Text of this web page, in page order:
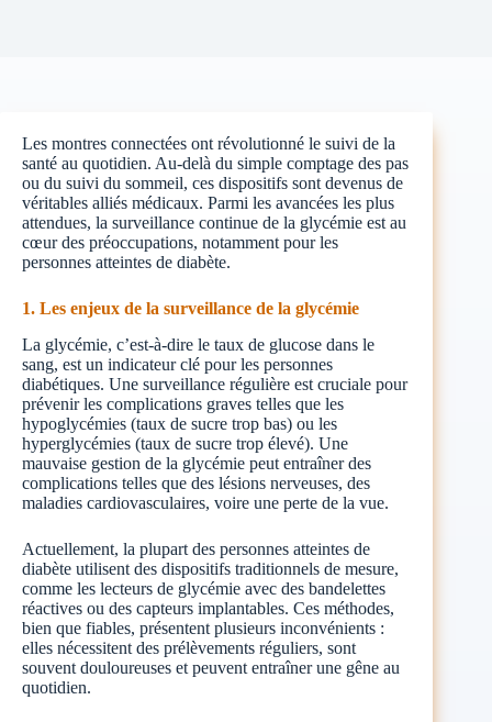
Les montres connectées ont révolutionné le suivi de la
santé au quotidien. Au-delà du simple comptage des pas
ou du suivi du sommeil, ces dispositifs sont devenus de
véritables alliés médicaux. Parmi les avancées les plus
attendues, la surveillance continue de la glycémie est au
cœur des préoccupations, notamment pour les
personnes atteintes de diabète.
1. Les enjeux de la surveillance de la glycémie
La glycémie, c’est-à-dire le taux de glucose dans le
sang, est un indicateur clé pour les personnes
diabétiques. Une surveillance régulière est cruciale pour
prévenir les complications graves telles que les
hypoglycémies (taux de sucre trop bas) ou les
hyperglycémies (taux de sucre trop élevé). Une
mauvaise gestion de la glycémie peut entraîner des
complications telles que des lésions nerveuses, des
maladies cardiovasculaires, voire une perte de la vue.
Actuellement, la plupart des personnes atteintes de
diabète utilisent des dispositifs traditionnels de mesure,
comme les lecteurs de glycémie avec des bandelettes
réactives ou des capteurs implantables. Ces méthodes,
bien que fiables, présentent plusieurs inconvénients :
elles nécessitent des prélèvements réguliers, sont
souvent douloureuses et peuvent entraîner une gêne au
quotidien.